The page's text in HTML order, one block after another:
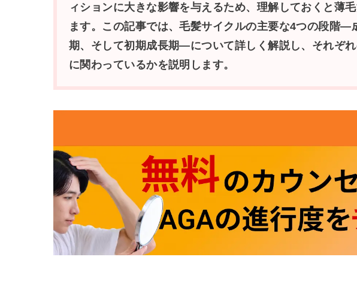
ィションに大きな影響を与えるため、理解しておくと薄
ます。この記事では、毛髪サイクルの主要な4つの段階—
期、そして初期成長期—について詳しく解説し、それぞ
に関わっているかを説明します。